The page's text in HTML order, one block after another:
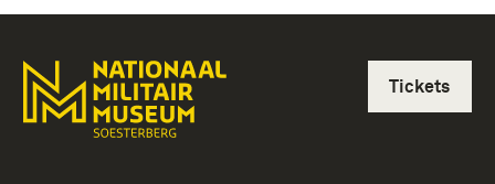
Tickets